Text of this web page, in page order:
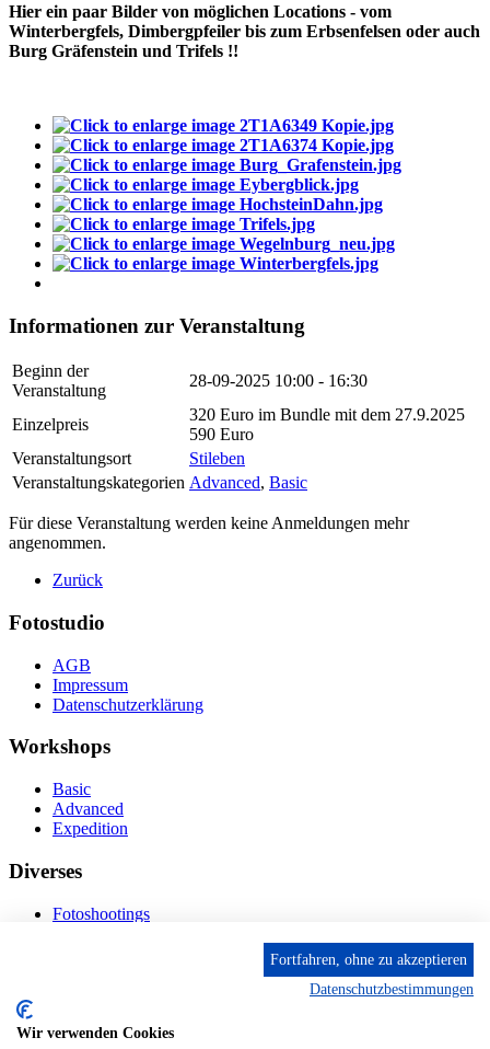
Hier ein paar Bilder von möglichen Locations - vom
Winterbergfels, Dimbergpfeiler bis zum Erbsenfelsen oder auch
Burg Gräfenstein und Trifels !!
Informationen zur Veranstaltung
Beginn der
Veranstaltung
28-09-2025 10:00 - 16:30
Einzelpreis
320 Euro im Bundle mit dem 27.9.2025
590 Euro
Veranstaltungsort
Stileben
Veranstaltungskategorien Advanced, Basic
Für diese Veranstaltung werden keine Anmeldungen mehr
angenommen.
Zurück
Fotostudio
AGB
Impressum
Datenschutzerklärung
Workshops
Basic
Advanced
Expedition
Diverses
Fotoshootings
Kontakt
Fröhnstr. 4-8, 66954 Pirmasens
Fortfahren, ohne zu akzeptieren
Datenschutzbestimmungen
Wir verwenden Cookies